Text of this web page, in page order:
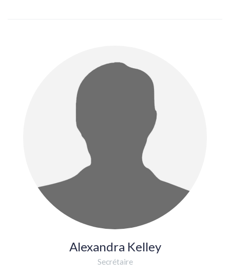
Alexandra Kelley
Secrétaire